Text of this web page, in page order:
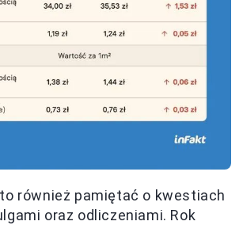
również pamiętać o kwestiach
oraz odliczeniami. Rok